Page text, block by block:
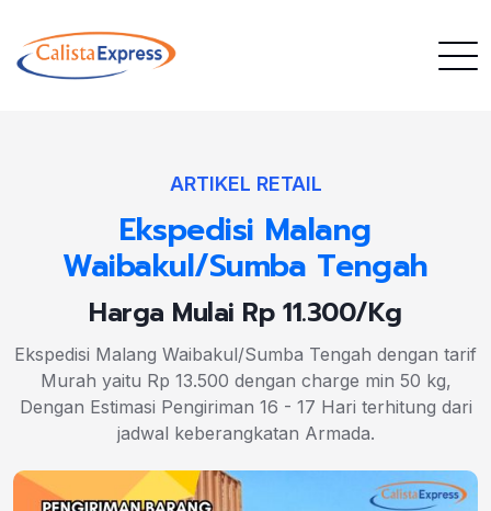
ARTIKEL RETAIL
Ekspedisi Malang
Waibakul/Sumba Tengah
Harga Mulai Rp 11.300/Kg
Ekspedisi Malang Waibakul/Sumba Tengah dengan tarif
Murah yaitu Rp 13.500 dengan charge min 50 kg,
Dengan Estimasi Pengiriman 16 - 17 Hari terhitung dari
jadwal keberangkatan Armada.